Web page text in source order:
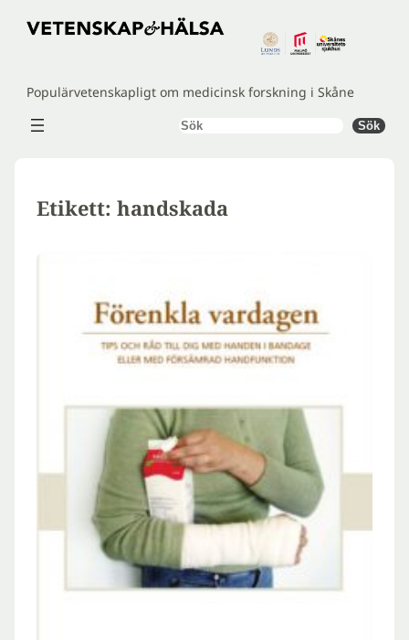
Hoppa
Populärvetenskapligt om medicinsk forskning i Skåne
Sök Sök
Etikett: handskada